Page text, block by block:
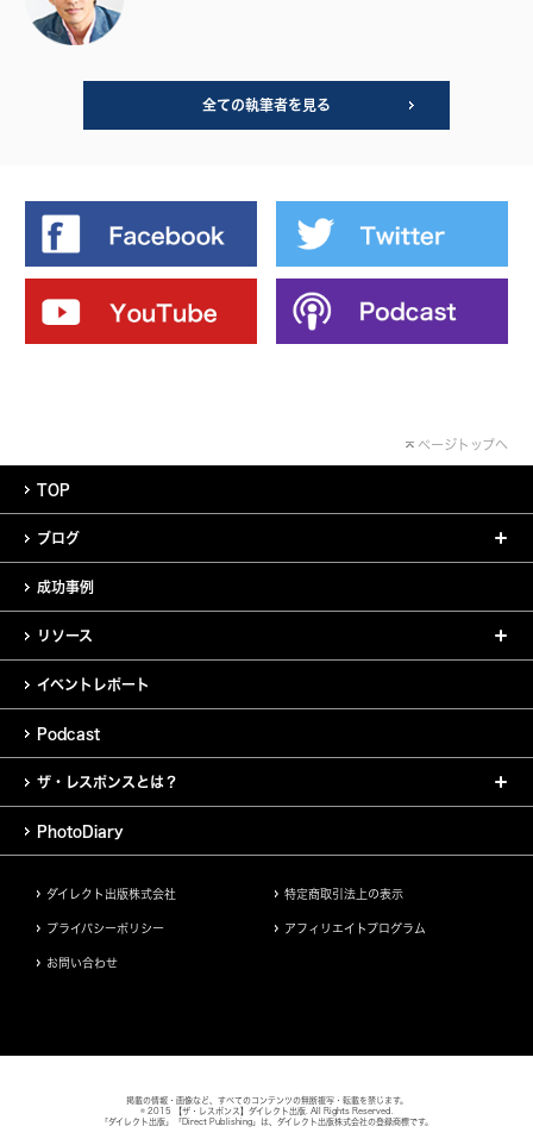
全ての執筆者を見る
ページトップへ
TOP
ブログ
成功事例
リソース
イベントレポート
Podcast
ザ・レスポンスとは？
PhotoDiary
ダイレクト出版株式会社 特定商取引法上の表示
プライバシーポリシー アフィリエイトプログラム
お問い合わせ
掲載の情報・画像など、すべてのコンテンツの無断複写・転載を禁じます。
© 2015 【ザ・レスポンス】ダイレクト出版. All Rights Reserved.
「ダイレクト出版」「Direct Publishing」は、ダイレクト出版株式会社の登録商標です。